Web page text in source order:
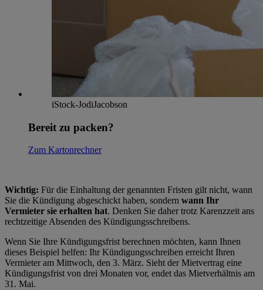
iStock-JodiJacobson
Bereit zu packen?
Zum Kartonrechner
Wichtig: Für die Einhaltung der genannten Fristen gilt nicht, wann
Sie die Kündigung abgeschickt haben, sondern wann Ihr
Vermieter sie erhalten hat. Denken Sie daher trotz Karenzzeit ans
rechtzeitige Absenden des Kündigungsschreibens.
Wenn Sie Ihre Kündigungsfrist berechnen möchten, kann Ihnen
dieses Beispiel helfen: Ihr Kündigungsschreiben erreicht Ihren
Vermieter am Mittwoch, den 3. März. Sieht der Mietvertrag eine
Kündigungsfrist von drei Monaten vor, endet das Mietverhältnis am
31. Mai.